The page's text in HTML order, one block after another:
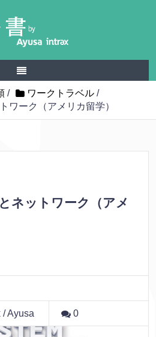
/ ワークトラベル /
ワーク（アメリカ留学）
ネットワーク（アメ
/ Ayusa 0